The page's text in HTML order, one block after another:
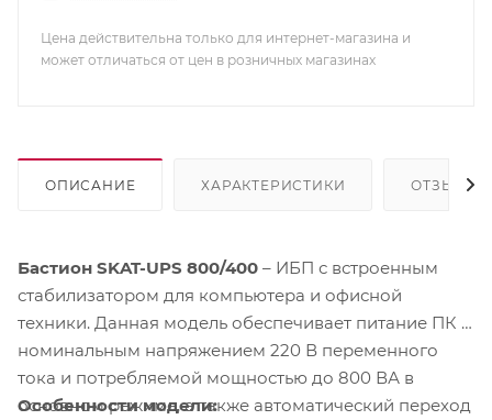
Цена действительна только для интернет-магазина и
может отличаться от цен в розничных магазинах
ОПИСАНИЕ ХАРАКТЕРИСТИКИ ОТЗЫВЫ
Бастион SKAT-UPS 800/400 – ИБП с встроенным
стабилизатором для компьютера и офисной
техники. Данная модель обеспечивает питание ПК с
номинальным напряжением 220 В переменного
тока и потребляемой мощностью до 800 ВА в
основном режиме, а также автоматический переход
Особенности модели: